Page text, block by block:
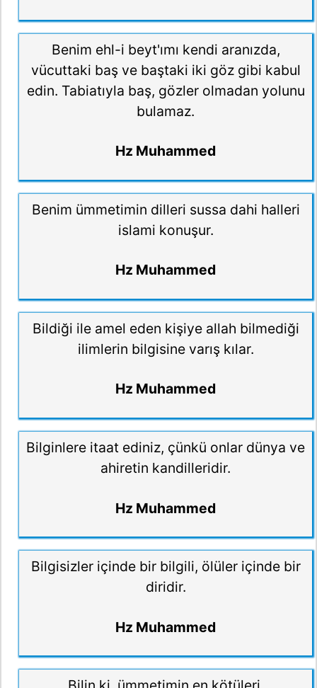
Benim ehl-i beyt'ımı kendi aranızda,
vücuttaki baş ve baştaki iki göz gibi kabul
edin. Tabiatıyla baş, gözler olmadan yolunu
bulamaz.
Hz Muhammed
Benim ümmetimin dilleri sussa dahi halleri
islami konuşur.
Hz Muhammed
Bildiği ile amel eden kişiye allah bilmediği
ilimlerin bilgisine varış kılar.
Hz Muhammed
Bilginlere itaat ediniz, çünkü onlar dünya ve
ahiretin kandilleridir.
Hz Muhammed
Bilgisizler içinde bir bilgili, ölüler içinde bir
diridir.
Hz Muhammed